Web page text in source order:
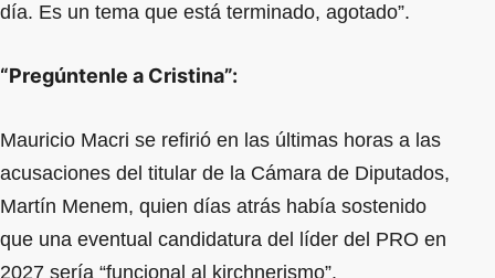
día. Es un tema que está terminado, agotado”.
“Pregúntenle a Cristina”:
Mauricio Macri se refirió en las últimas horas a las
acusaciones del titular de la Cámara de Diputados,
Martín Menem, quien días atrás había sostenido
que una eventual candidatura del líder del PRO en
2027 sería “funcional al kirchnerismo”.